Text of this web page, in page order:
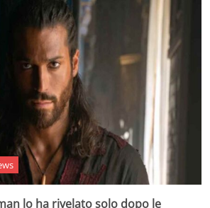
lo ha rivelato solo dopo le